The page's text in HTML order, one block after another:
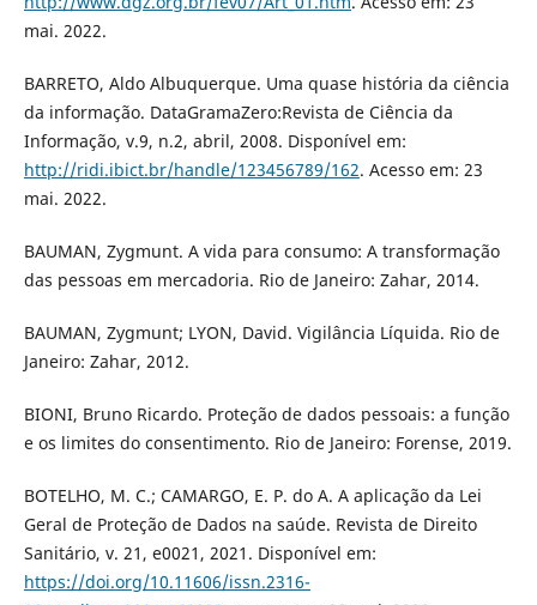
mai. 2022.
BARRETO, Aldo Albuquerque. Uma quase história da ciência
da informação. DataGramaZero:Revista de Ciência da
Informação, v.9, n.2, abril, 2008. Disponível em:
http://ridi.ibict.br/handle/123456789/162. Acesso em: 23
mai. 2022.
BAUMAN, Zygmunt. A vida para consumo: A transformação
das pessoas em mercadoria. Rio de Janeiro: Zahar, 2014.
BAUMAN, Zygmunt; LYON, David. Vigilância Líquida. Rio de
Janeiro: Zahar, 2012.
BIONI, Bruno Ricardo. Proteção de dados pessoais: a função
e os limites do consentimento. Rio de Janeiro: Forense, 2019.
BOTELHO, M. C.; CAMARGO, E. P. do A. A aplicação da Lei
Geral de Proteção de Dados na saúde. Revista de Direito
Sanitário, v. 21, e0021, 2021. Disponível em:
https://doi.org/10.11606/issn.2316-